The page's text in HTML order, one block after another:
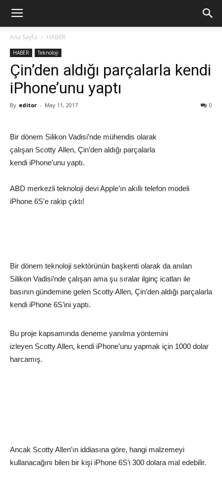
Ana Sayfa HABER
HABER Teknoloji
Çin’den aldığı parçalarla kendi
iPhone’unu yaptı
By editor - May 11, 2017 0
Bir dönem Silikon Vadisi’nde mühendis olarak
çalışan Scotty Allen, Çin’den aldığı parçalarla
kendi iPhone’unu yaptı.
ABD merkezli teknoloji devi Apple’ın akıllı telefon modeli
iPhone 6S’e rakip çıktı!
Bir dönem teknoloji sektörünün başkenti olarak da anılan
Silikon Vadisi’nde çalışan ama şu sıralar ilginç icatları ile
basının gündemine gelen Scotty Allen, Çin’den aldığı parçalarla
kendi iPhone 6S’ini yaptı.
Bu proje kapsamında deneme yanılma yöntemini
izleyen Scotty Allen, kendi iPhone’unu yapmak için 1000 dolar
harcamış.
Ancak Scotty Allen’ın iddiasına göre, hangi malzemeyi
kullanacağını bilen bir kişi iPhone 6S’i 300 dolara mal edebilir.